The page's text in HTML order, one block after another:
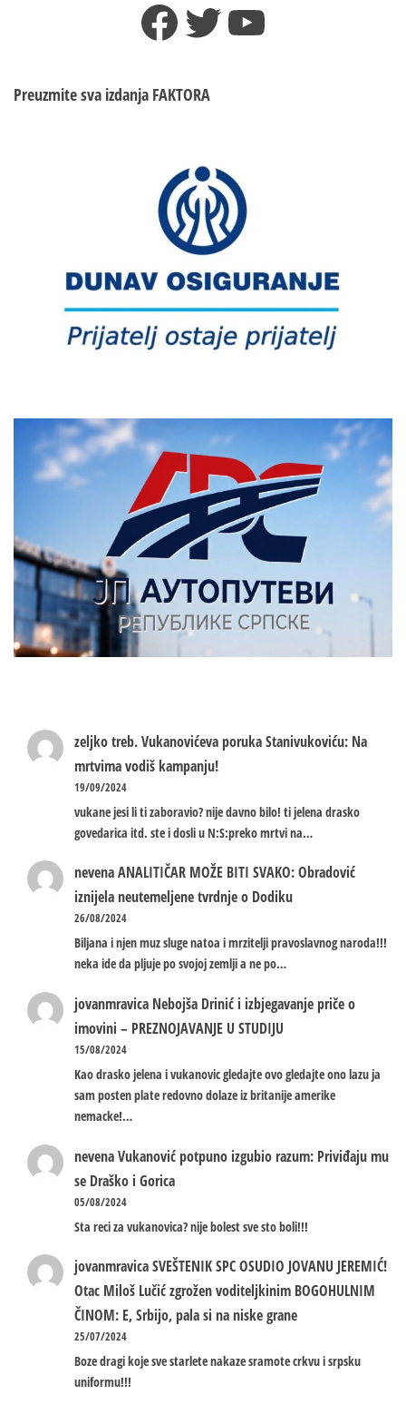
Facebook
TwitterYouTube
Preuzmite sva izdanja FAKTORA
zeljko treb.Vukanovićeva poruka Stanivukoviću: Na
mrtvima vodiš kampanju!
19/09/2024
vukane jesi li ti zaboravio? nije davno bilo! ti jelena drasko
govedarica itd. ste i dosli u N:S:preko mrtvi na…
nevenaANALITIČAR MOŽE BITI SVAKO: Obradović
iznijela neutemeljene tvrdnje o Dodiku
26/08/2024
Biljana i njen muz sluge natoa i mrzitelji pravoslavnog naroda!!!
neka ide da pljuje po svojoj zemlji a ne po…
jovanmravica Nebojša Drinić i izbjegavanje priče o
imovini – PREZNOJAVANJE U STUDIJU
15/08/2024
Kao drasko jelena i vukanovic gledajte ovo gledajte ono lazu ja
sam posten plate redovno dolaze iz britanije amerike
nemacke!…
nevenaVukanović potpuno izgubio razum: Priviđaju mu
se Draško i Gorica
05/08/2024
Sta reci za vukanovica? nije bolest sve sto boli!!!
jovanmravicaSVEŠTENIK SPC OSUDIO JOVANU JEREMIĆ!
Otac Miloš Lučić zgrožen voditeljkinim BOGOHULNIM
ČINOM: E, Srbijo, pala si na niske grane
25/07/2024
Boze dragi koje sve starlete nakaze sramote crkvu i srpsku
uniformu!!!